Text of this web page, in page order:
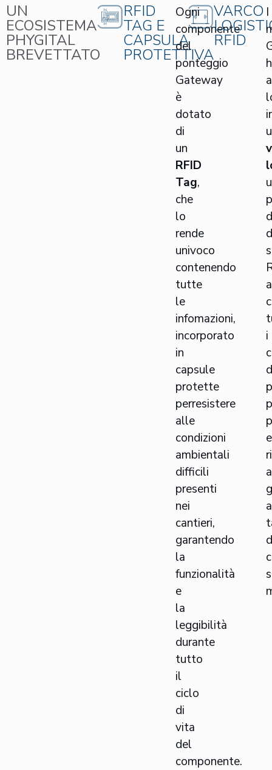
UN
ECOSISTEMA
PHYGITAL
BREVETTATO
RFID
TAG E
CAPSULA
PROTETTIVA
Ogni
componente
del
ponteggio
Gateway
è
dotato
di
un
RFID
Tag,
che
lo
rende
univoco
contenendo
tutte
le
infomazioni,
incorporato
in
capsule
protette
perresistere
alle
condizioni
ambientali
difficili
presenti
nei
cantieri,
garantendo
la
funzionalità
e
la
leggibilità
durante
tutto
il
ciclo
di
vita
del
componente.
VARCO
RFID
I
i